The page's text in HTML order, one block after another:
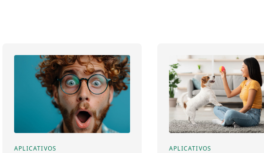
APLICATIVOS APLICATIVOS